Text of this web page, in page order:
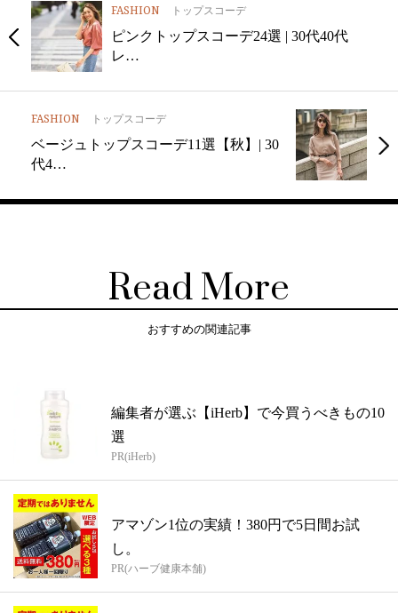
FASHION トップスコーデ
ピンクトップスコーデ24選 | 30代40代
レ…
FASHION トップスコーデ
ベージュトップスコーデ11選【秋】| 30
代4…
Read More
おすすめの関連記事
編集者が選ぶ【iHerb】で今買うべきもの10
選
PR(iHerb)
アマゾン1位の実績！380円で5日間お試
し。
PR(ハーブ健康本舗)